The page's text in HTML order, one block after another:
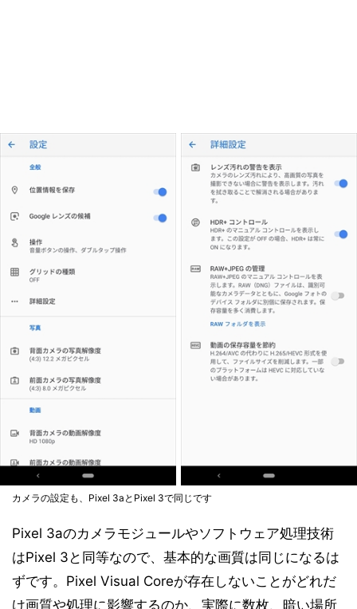
カメラの設定も、Pixel 3aとPixel 3で同じです
Pixel 3aのカメラモジュールやソフトウェア処理技術
はPixel 3と同等なので、基本的な画質は同じになるは
ずです。Pixel Visual Coreが存在しないことがどれだ
け画質や処理に影響するのか、実際に数枚、暗い場所